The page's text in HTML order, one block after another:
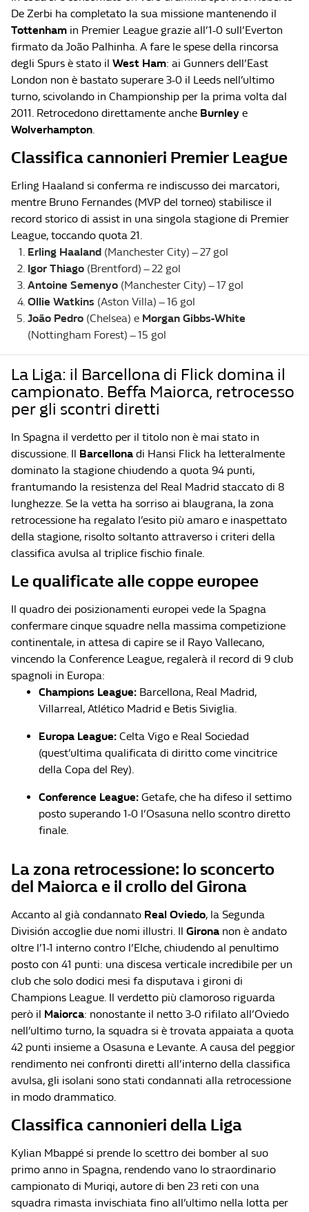
De Zerbi ha completato la sua missione mantenendo il
Tottenham in Premier League grazie all’1-0 sull’Everton
firmato da João Palhinha. A fare le spese della rincorsa
degli Spurs è stato il West Ham: ai Gunners dell’East
London non è bastato superare 3-0 il Leeds nell’ultimo
turno, scivolando in Championship per la prima volta dal
2011. Retrocedono direttamente anche Burnley e
Wolverhampton.
Classifica cannonieri Premier League
Erling Haaland si conferma re indiscusso dei marcatori,
mentre Bruno Fernandes (MVP del torneo) stabilisce il
record storico di assist in una singola stagione di Premier
League, toccando quota 21.
Erling Haaland (Manchester City) – 27 gol
Igor Thiago (Brentford) – 22 gol
Antoine Semenyo (Manchester City) – 17 gol
Ollie Watkins (Aston Villa) – 16 gol
João Pedro (Chelsea) e Morgan Gibbs-White
(Nottingham Forest) – 15 gol
La Liga: il Barcellona di Flick domina il
campionato. Beffa Maiorca, retrocesso
per gli scontri diretti
In Spagna il verdetto per il titolo non è mai stato in
discussione. Il Barcellona di Hansi Flick ha letteralmente
dominato la stagione chiudendo a quota 94 punti,
frantumando la resistenza del Real Madrid staccato di 8
lunghezze. Se la vetta ha sorriso ai blaugrana, la zona
retrocessione ha regalato l’esito più amaro e inaspettato
della stagione, risolto soltanto attraverso i criteri della
classifica avulsa al triplice fischio finale.
Le qualificate alle coppe europee
Il quadro dei posizionamenti europei vede la Spagna
confermare cinque squadre nella massima competizione
continentale, in attesa di capire se il Rayo Vallecano,
vincendo la Conference League, regalerà il record di 9 club
spagnoli in Europa:
Champions League: Barcellona, Real Madrid,
Villarreal, Atlético Madrid e Betis Siviglia.
Europa League: Celta Vigo e Real Sociedad
(quest’ultima qualificata di diritto come vincitrice
della Copa del Rey).
Conference League: Getafe, che ha difeso il settimo
posto superando 1-0 l’Osasuna nello scontro diretto
finale.
La zona retrocessione: lo sconcerto
del Maiorca e il crollo del Girona
Accanto al già condannato Real Oviedo, la Segunda
División accoglie due nomi illustri. Il Girona non è andato
oltre l’1-1 interno contro l’Elche, chiudendo al penultimo
posto con 41 punti: una discesa verticale incredibile per un
club che solo dodici mesi fa disputava i gironi di
Champions League. Il verdetto più clamoroso riguarda
però il Maiorca: nonostante il netto 3-0 rifilato all’Oviedo
nell’ultimo turno, la squadra si è trovata appaiata a quota
42 punti insieme a Osasuna e Levante. A causa del peggior
rendimento nei confronti diretti all’interno della classifica
avulsa, gli isolani sono stati condannati alla retrocessione
in modo drammatico.
Classifica cannonieri della Liga
Kylian Mbappé si prende lo scettro dei bomber al suo
primo anno in Spagna, rendendo vano lo straordinario
campionato di Muriqi, autore di ben 23 reti con una
squadra rimasta invischiata fino all’ultimo nella lotta per